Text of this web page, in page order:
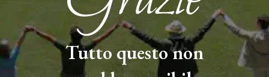
Tutto questo non